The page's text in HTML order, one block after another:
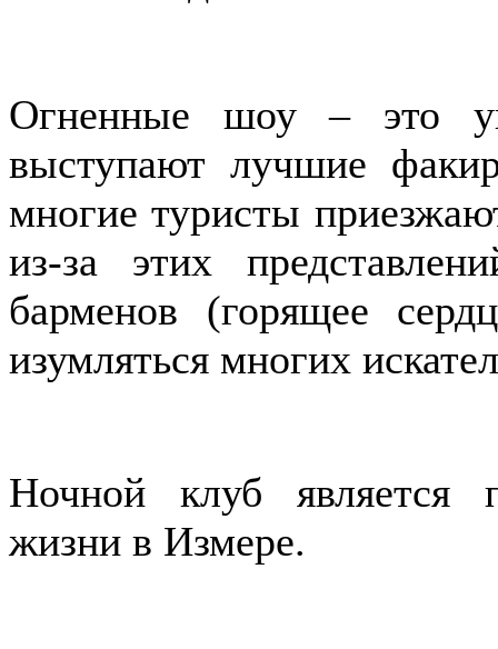
Огненные шоу – это
выступают лучшие
многие туристы
из-за этих
барменов (горящее
изумляться многих
Ночной клуб является
жизни в Измере.